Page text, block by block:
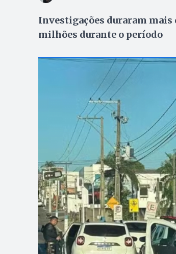
Investigações duraram mais
milhões durante o período